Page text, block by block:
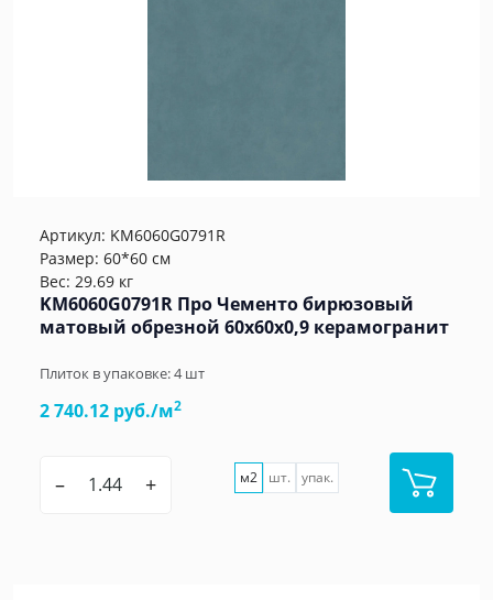
Артикул: KM6060G0791R
Размер: 60*60 см
Вес: 29.69 кг
KM6060G0791R Про Чементо бирюзовый
матовый обрезной 60х60x0,9 керамогранит
Плиток в упаковке:4шт
2 740.12 руб./м2
– + м2 шт. упак.